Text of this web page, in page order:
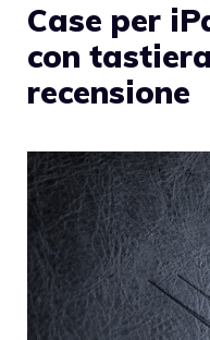
Case per
con
recensione